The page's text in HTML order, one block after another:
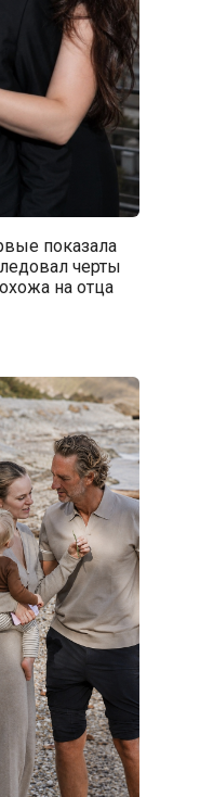
показала
черты
на отца